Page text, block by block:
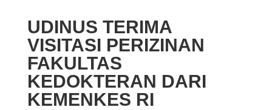
UDINUS TERIMA
VISITASI PERIZINAN
FAKULTAS
KEDOKTERAN DARI
KEMENKES RI